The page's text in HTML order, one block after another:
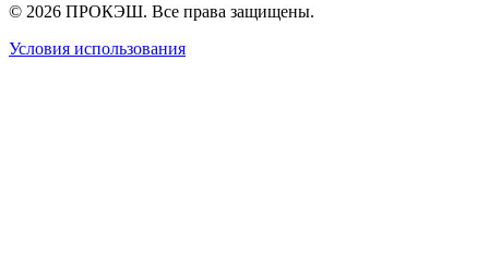
© 2026 ПРОКЭШ. Все права защищены.
Условия использования